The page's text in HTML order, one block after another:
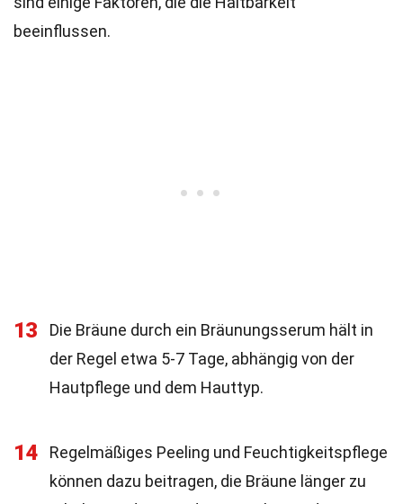
beeinflussen.
13
Die Bräune durch ein Bräunungsserum hält in
der Regel etwa 5-7 Tage, abhängig von der
Hautpflege und dem Hauttyp.
14
Regelmäßiges Peeling und Feuchtigkeitspflege
können dazu beitragen, die Bräune länger zu